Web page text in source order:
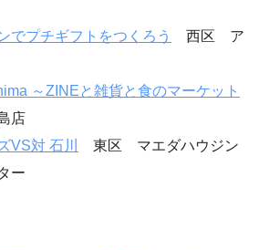
でプチギフトをつくろう
西区 ア
～ZINEと雑貨と食のマーケット
店
VS対 石川
東区 マエダハウジン
ー